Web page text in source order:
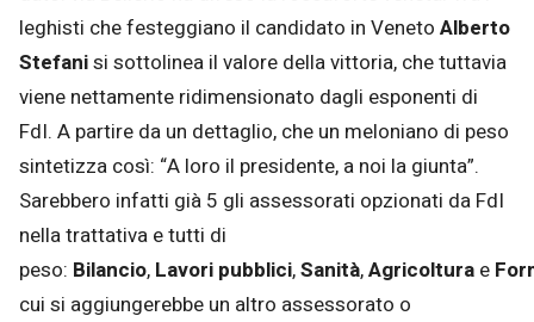
leghisti che festeggiano il candidato in Veneto Alberto
Stefanisi sottolinea il valore della vittoria, che tuttavia
viene nettamente ridimensionato dagli esponenti di
FdI. A partire da un dettaglio, che un meloniano di peso
sintetizza così: “A loro il presidente, a noi la giunta”.
Sarebbero infatti già 5 gli assessorati opzionati da FdI
nella trattativa e tutti di
peso: Bilancio, Lavori pubblici,Sanità,Agricoltura e
cui si aggiungerebbe un altro assessorato o